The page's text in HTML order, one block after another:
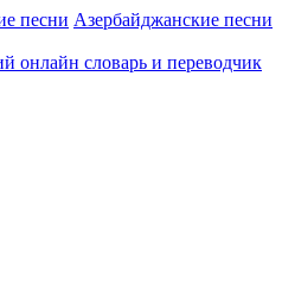
песни Азербайджанские песни